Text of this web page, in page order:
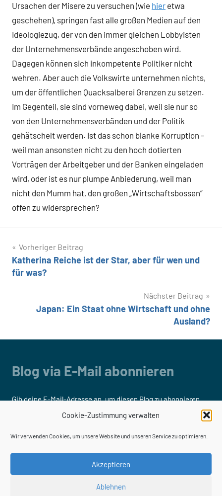
Cookie-Zustimmung verwalten
Wir verwenden Cookies, um unsere Website und unseren Service zu optimieren.
Akzeptieren
Ablehnen
Ursachen der Misere zu versuchen (wie hier etwa
geschehen), springen fast alle großen Medien auf den
Ideologiezug, der von den immer gleichen Lobbyisten
der Unternehmensverbände angeschoben wird.
Dagegen können sich inkompetente Politiker nicht
wehren. Aber auch die Volkswirte unternehmen nichts,
um der öffentlichen Quacksalberei Grenzen zu setzen.
Im Gegenteil, sie sind vorneweg dabei, weil sie nur so
von den Unternehmensverbänden und der Politik
gehätschelt werden. Ist das schon blanke Korruption –
weil man ansonsten nicht zu den hoch dotierten
Vorträgen der Arbeitgeber und der Banken eingeladen
wird, oder ist es nur plumpe Anbiederung, weil man
nicht den Mumm hat, den großen „Wirtschaftsbossen“
offen zu widersprechen?
Beitragsnavigation
Vorheriger Beitrag
Katherina Reiche ist der Star, aber für wen und
für was?
Nächster Beitrag
Japan: Ein Staat ohne Wirtschaft und ohne
Ausland?
Blog via E-Mail abonnieren
Gib deine E-Mail-Adresse an, um diesen Blog zu abonnieren
und Benachrichtigungen über neue Beiträge via E-Mail zu
Adresse